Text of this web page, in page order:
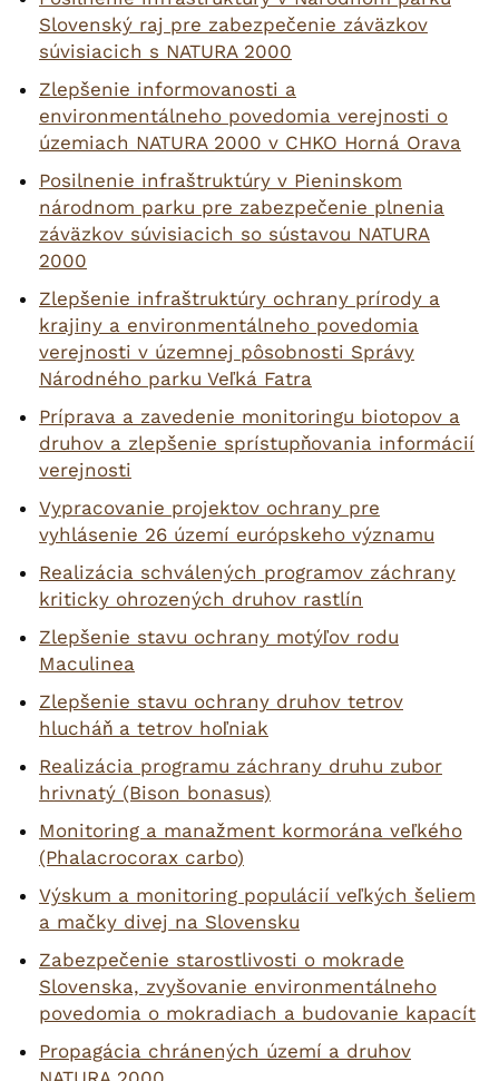
Slovenský raj pre zabezpečenie záväzkov
súvisiacich s NATURA 2000
Zlepšenie informovanosti a
environmentálneho povedomia verejnosti o
územiach NATURA 2000 v CHKO Horná Orava
Posilnenie infraštruktúry v Pieninskom
národnom parku pre zabezpečenie plnenia
záväzkov súvisiacich so sústavou NATURA
2000
Zlepšenie infraštruktúry ochrany prírody a
krajiny a environmentálneho povedomia
verejnosti v územnej pôsobnosti Správy
Národného parku Veľká Fatra
Príprava a zavedenie monitoringu biotopov a
druhov a zlepšenie sprístupňovania informácií
verejnosti
Vypracovanie projektov ochrany pre
vyhlásenie 26 území európskeho významu
Realizácia schválených programov záchrany
kriticky ohrozených druhov rastlín
Zlepšenie stavu ochrany motýľov rodu
Maculinea
Zlepšenie stavu ochrany druhov tetrov
hlucháň a tetrov hoľniak
Realizácia programu záchrany druhu zubor
hrivnatý (Bison bonasus)
Monitoring a manažment kormorána veľkého
(Phalacrocorax carbo)
Výskum a monitoring populácií veľkých šeliem
a mačky divej na Slovensku
Zabezpečenie starostlivosti o mokrade
Slovenska, zvyšovanie environmentálneho
povedomia o mokradiach a budovanie kapacít
Propagácia chránených území a druhov